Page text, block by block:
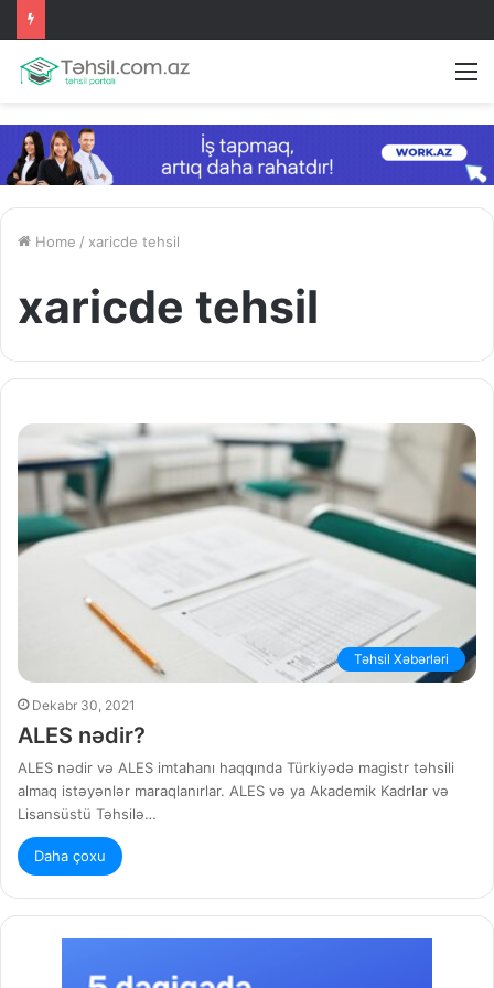
Home / xaricde tehsil
xaricde tehsil
Təhsil Xəbərləri
Dekabr 30, 2021
ALES nədir?
ALES nədir və ALES imtahanı haqqında Türkiyədə magistr təhsili
almaq istəyənlər maraqlanırlar. ALES və ya Akademik Kadrlar və
Lisansüstü Təhsilə…
Daha çoxu